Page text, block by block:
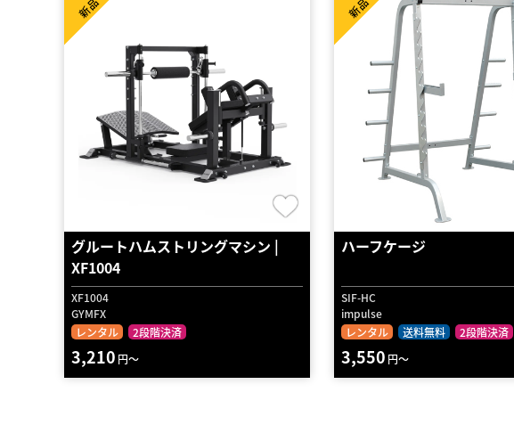
グルートハムストリングマシン |
XF1004
XF1004
GYMFX
レンタル
2段階決済
新品
3,210 円～
ハーフケージ
SIF-HC
impulse
レンタル
送料無料 2段階決済
新品
3,550 円～